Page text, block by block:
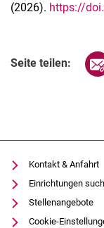
(2026). https://
Seite teilen:
Kontakt & Anfahrt
Einrichtungen
Stellenangebote
Cookie-